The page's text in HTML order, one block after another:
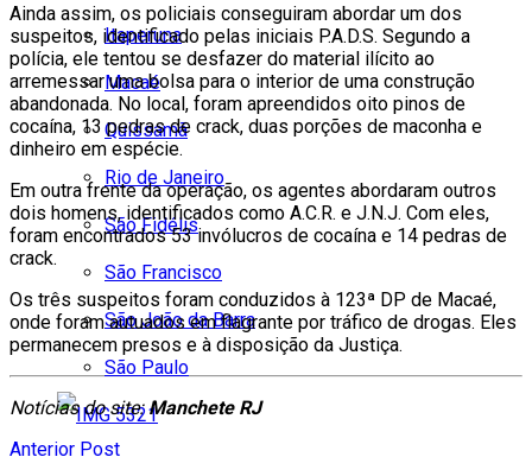
Itaperuna
Macaé
Quissamã
Rio de Janeiro
São Fidélis
São Francisco
São João da Barra
São Paulo
Ainda assim, os policiais conseguiram abordar um dos
suspeitos, identificado pelas iniciais P.A.D.S. Segundo a
polícia, ele tentou se desfazer do material ilícito ao
arremessar uma bolsa para o interior de uma construção
abandonada. No local, foram apreendidos oito pinos de
cocaína, 13 pedras de crack, duas porções de maconha e
dinheiro em espécie.
Em outra frente da operação, os agentes abordaram outros
dois homens, identificados como A.C.R. e J.N.J. Com eles,
foram encontrados 53 invólucros de cocaína e 14 pedras de
crack.
Os três suspeitos foram conduzidos à 123ª DP de Macaé,
onde foram autuados em flagrante por tráfico de drogas. Eles
permanecem presos e à disposição da Justiça.
Notícias do site:Manchete RJ
Anterior Post